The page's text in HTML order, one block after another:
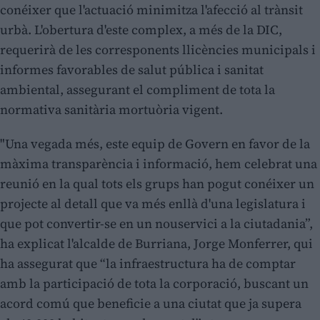
conéixer que l'actuació minimitza l'afecció al trànsit
urbà. L'obertura d'este complex, a més de la DIC,
requerirà de les corresponents llicències municipals i
informes favorables de salut pública i sanitat
ambiental, assegurant el compliment de tota la
normativa sanitària mortuòria vigent.
"Una vegada més, este equip de Govern en favor de la
màxima transparència i informació, hem celebrat una
reunió en la qual tots els grups han pogut conéixer un
projecte al detall que va més enllà d'una legislatura i
que pot convertir-se en un nouservici a la ciutadania”,
ha explicat l'alcalde de Burriana, Jorge Monferrer, qui
ha assegurat que “la infraestructura ha de comptar
amb la participació de tota la corporació, buscant un
acord comú que beneficie a una ciutat que ja supera